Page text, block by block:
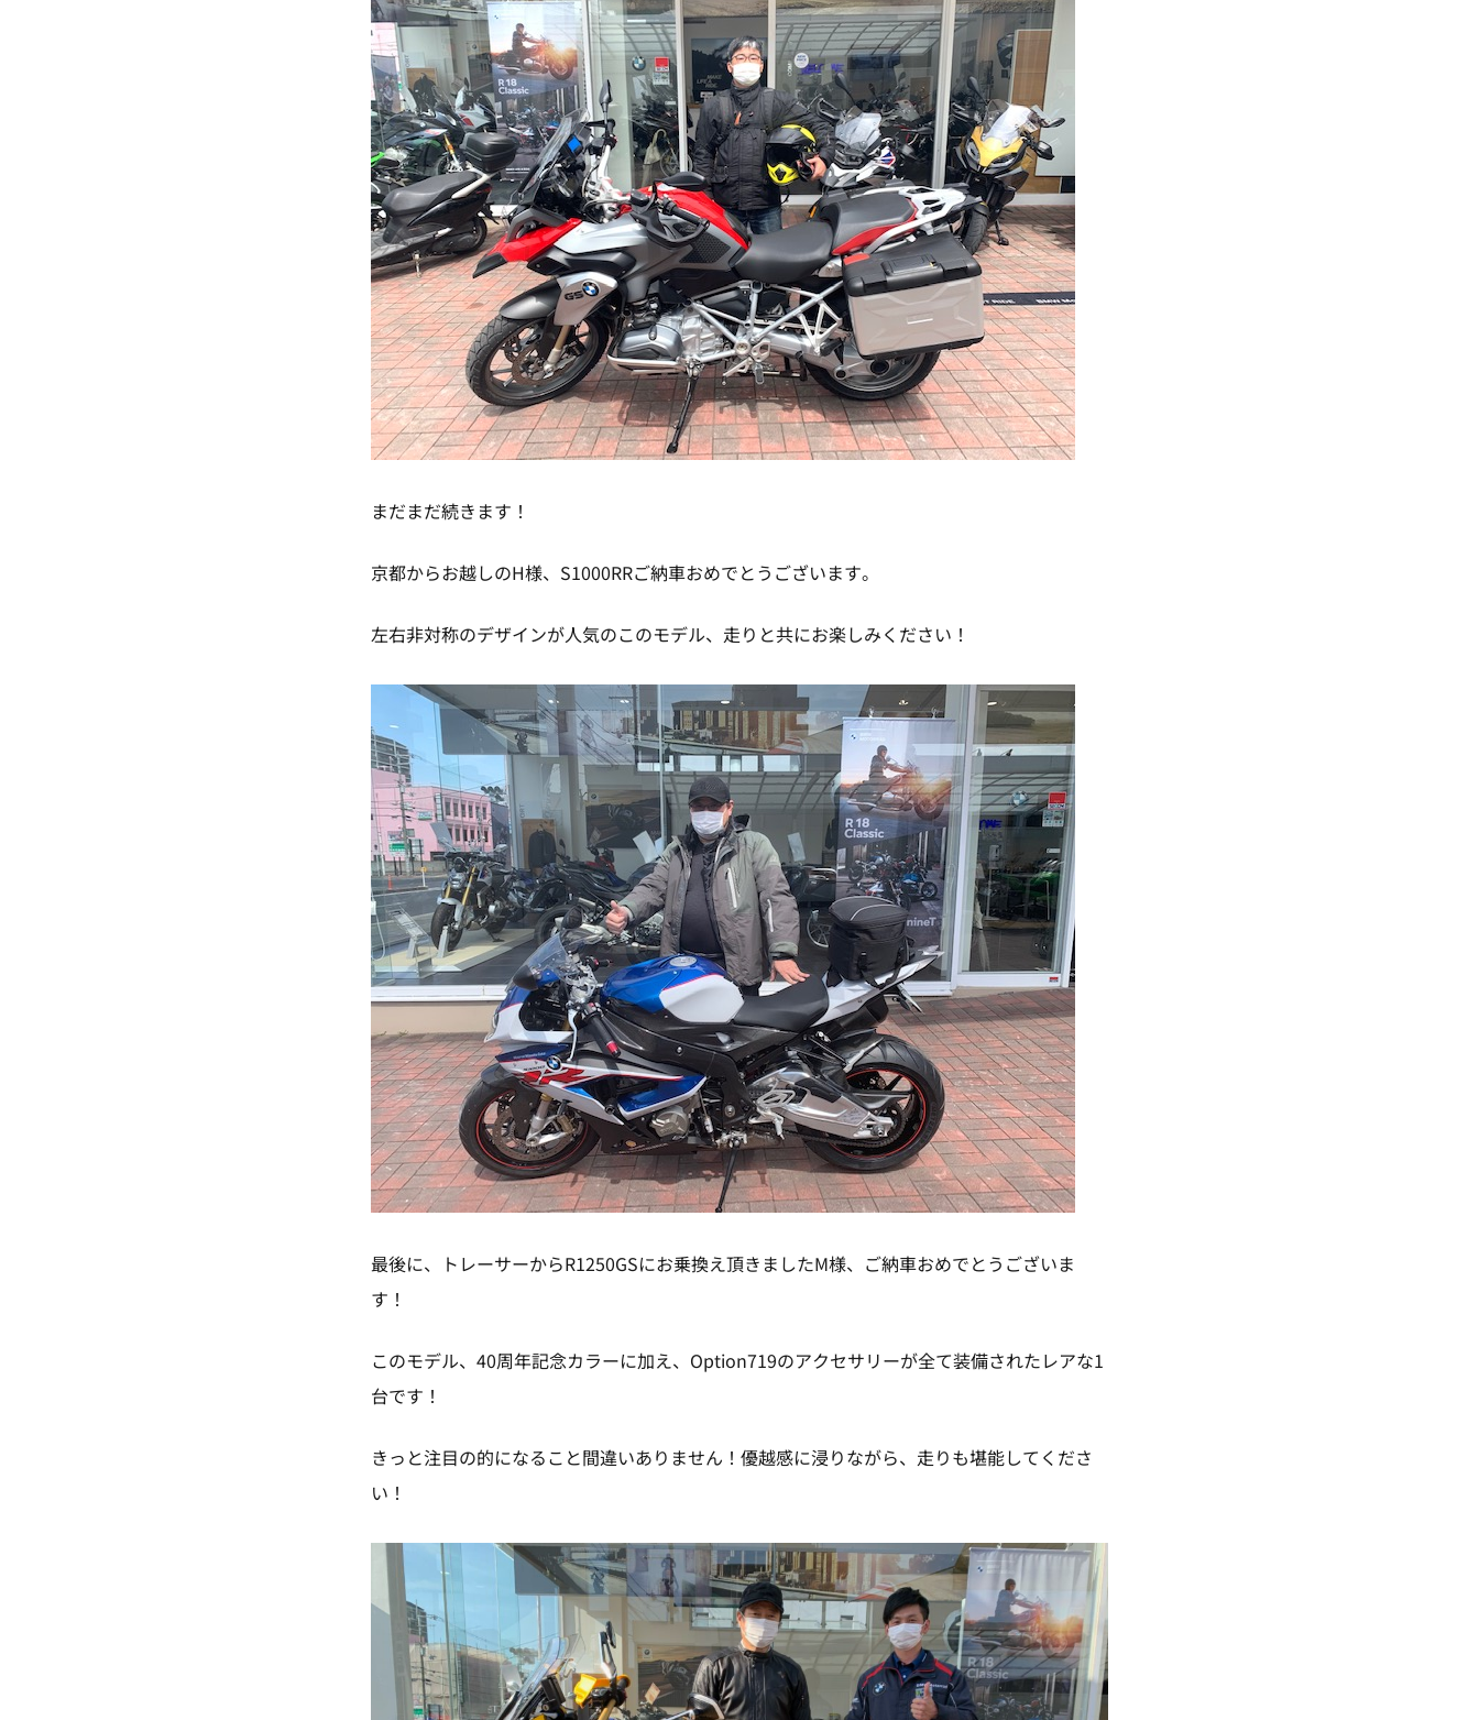
まだまだ続きます！
京都からお越しのH様、S1000RRご納車おめでとうございます。
左右非対称のデザインが人気のこのモデル、走りと共にお楽しみください！
最後に、トレーサーからR1250GSにお乗換え頂きましたM様、ご納車おめでとうございま
す！
このモデル、40周年記念カラーに加え、Option719のアクセサリーが全て装備されたレアな1
台です！
きっと注目の的になること間違いありません！優越感に浸りながら、走りも堪能してくださ
い！